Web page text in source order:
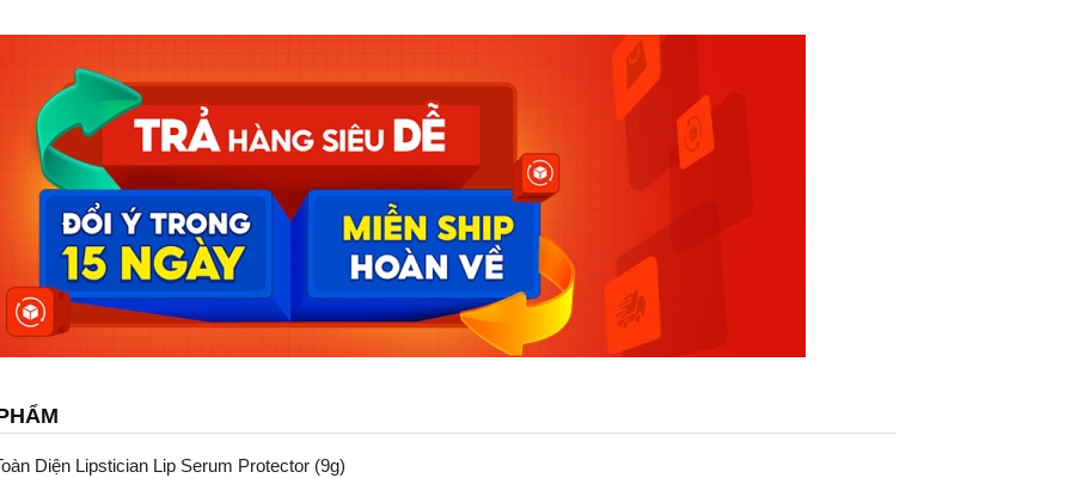
Diện Lipstician Lip Serum Protector (9g)